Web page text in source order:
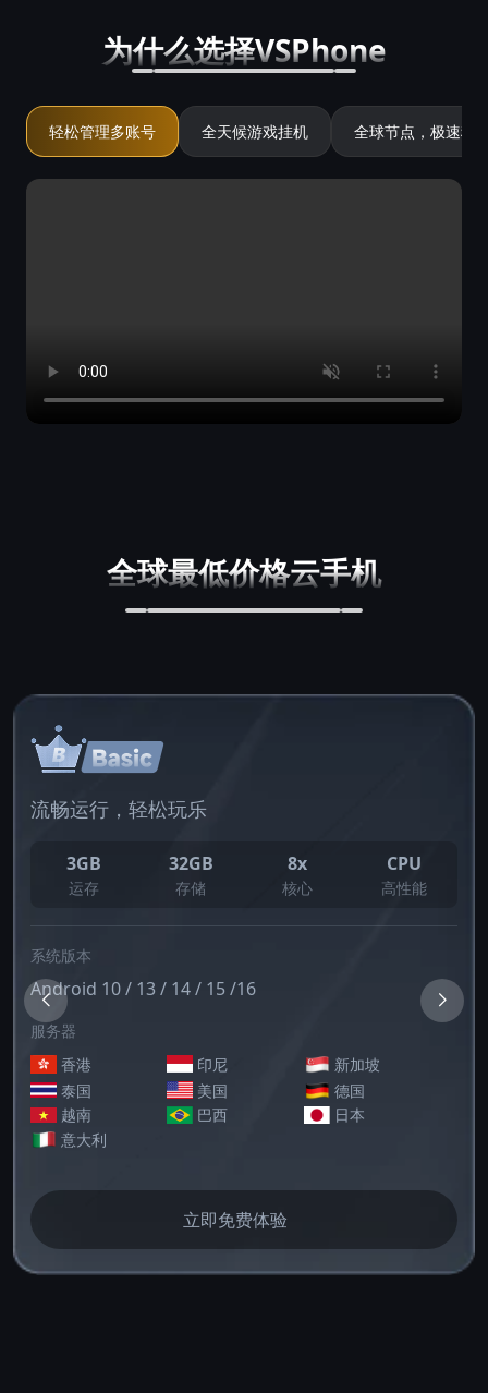
为什么选择VSPhone
轻松管理多账号 全天候游戏挂机 全球节点，极速稳
全球最低价格云手机
流畅运行，轻松玩乐
3GB
运存
32GB
存储
8x
核心
CPU
高性能
系统版本
Android 10 / 13 / 14 / 15 /16
服务器
香港
印尼
新加坡
泰国
美国
德国
越南
巴西
日本
意大利
立即免费体验